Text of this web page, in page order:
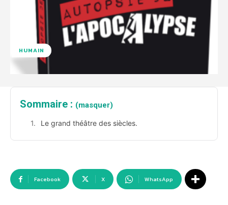
HUMAIN
Sommaire : (masquer)
Le grand théâtre des siècles.
Facebook X WhatsApp